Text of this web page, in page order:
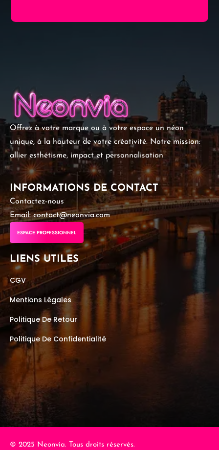
Offrez à votre marque ou à votre espace un néon
unique, à la hauteur de votre créativité. Notre mission:
allier esthétisme, impact et personnalisation
INFORMATIONS DE CONTACT
Contactez-nous
Email: contact@neonvia.com
ESPACE PROFESSIONNEL
LIENS UTILES
CGV
Mentions Légales
Politique De Retour
Politique De Confidentialité
© 2025 Neonvia. Tous droits réservés.